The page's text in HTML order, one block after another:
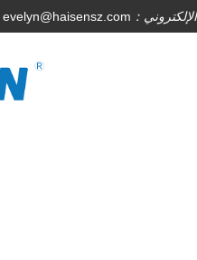
：
evelyn@haisensz.com